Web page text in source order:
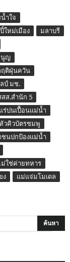
ำใจ
ปี๋ใหม่เมือง
มลาบรี
นูญ
ฤติฝุ่นควัน
ป์ มช.
สส.สำนัก 5
ร่ปนเปื้อนแม่น้ำ
วคิวบัตรชมพู
ชนปกป้องแม่น้ำ
ม่ใช่ค่ายทหาร
ง
แม่แจ่มโมเดล